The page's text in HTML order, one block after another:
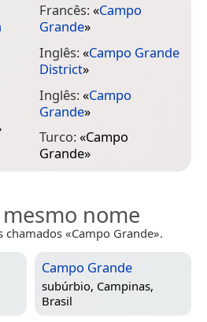
Francês:«Campo
Grande»
Inglês:«Campo Grande
District»
Inglês:«Campo
Grande»
Turco:«Campo
Grande»
nome
«Campo Grande».
Campo Grande
subúrbio, Campinas,
Brasil